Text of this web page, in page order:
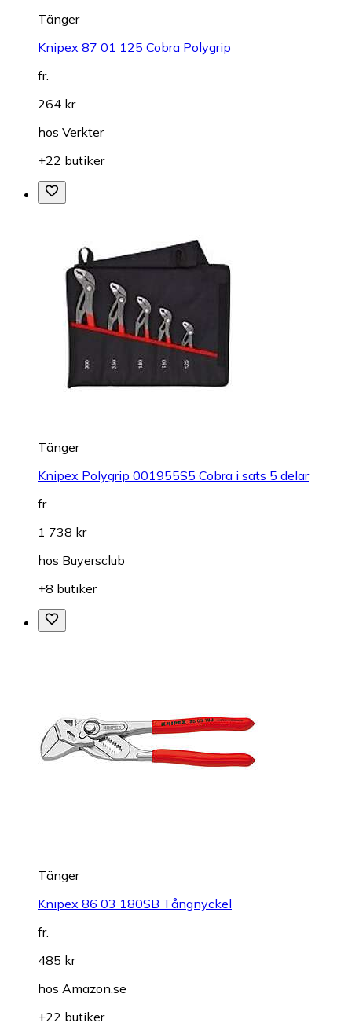
Tänger
Knipex 87 01 125 Cobra Polygrip
fr.
264 kr
hos Verkter
+22 butiker
Tänger
Knipex Polygrip 001955S5 Cobra i sats 5 delar
fr.
1 738 kr
hos Buyersclub
+8 butiker
Tänger
Knipex 86 03 180SB Tångnyckel
fr.
485 kr
hos Amazon.se
+22 butiker